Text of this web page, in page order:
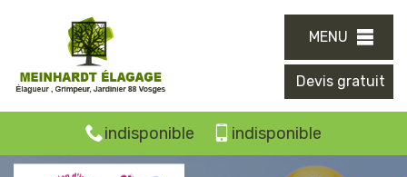
MENU
Devis gratuit
indisponible indisponible